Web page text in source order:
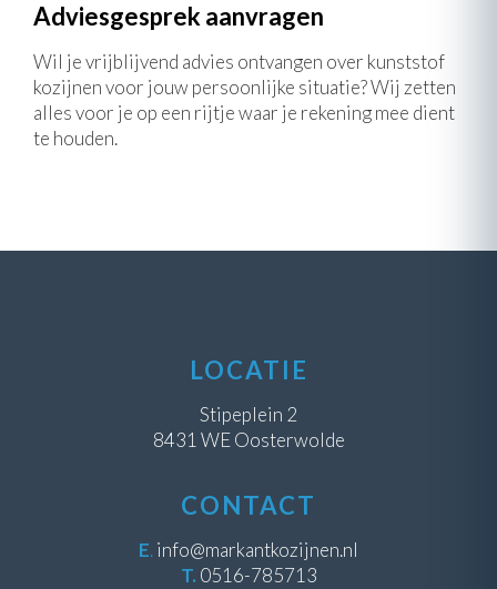
Adviesgesprek aanvragen
Wil je vrijblijvend advies ontvangen over kunststof
kozijnen voor jouw persoonlijke situatie? Wij zetten
alles voor je op een rijtje waar je rekening mee dient
te houden.
LOCATIE
Stipeplein 2
8431 WE Oosterwolde
CONTACT
E.info@markantkozijnen.nl
T. 0516-785713